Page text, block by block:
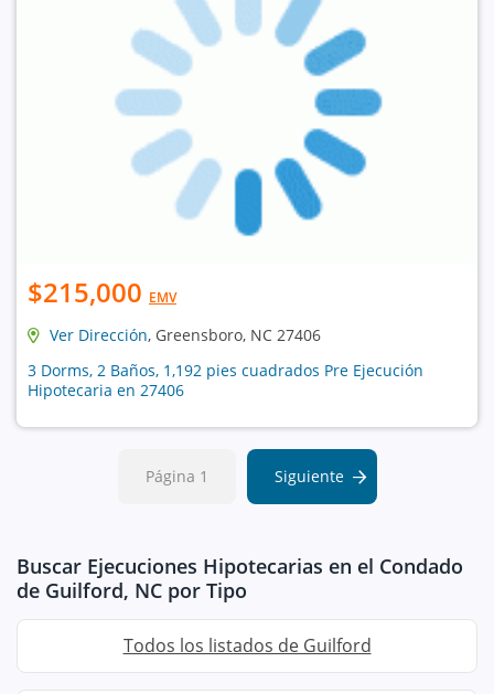
$215,000 EMV
Ver Dirección, Greensboro, NC 27406
3 Dorms, 2 Baños, 1,192 pies cuadrados Pre Ejecución
Hipotecaria en 27406
Página 1 Siguiente
Buscar Ejecuciones Hipotecarias en el Condado
de Guilford, NC por Tipo
Todos los listados de Guilford